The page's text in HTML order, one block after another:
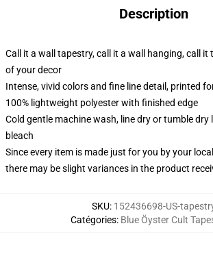
Description
Call it a wall tapestry, call it a wall hanging, call it
of your decor
Intense, vivid colors and fine line detail, printed
100% lightweight polyester with finished edge
Cold gentle machine wash, line dry or tumble dry
bleach
Since every item is made just for you by your
there may be slight variances in the product
SKU: 152436698-US-
Catégories: Blue Öyster Cult